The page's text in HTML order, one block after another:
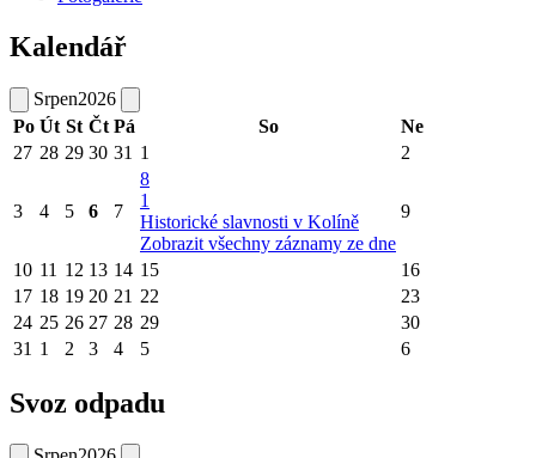
Kalendář
Srpen2026
Po Út St Čt Pá So
Ne
27 28 29 30 31 1 2
3 4 5 6 7
8
1
Historické slavnosti v Kolíně
Zobrazit všechny záznamy ze dne
9
10 11 12 13 14 15
16
17 18 19 20 21 22
23
24 25 26 27 28 29
30
31 1 2 3 4 5 6
Svoz odpadu